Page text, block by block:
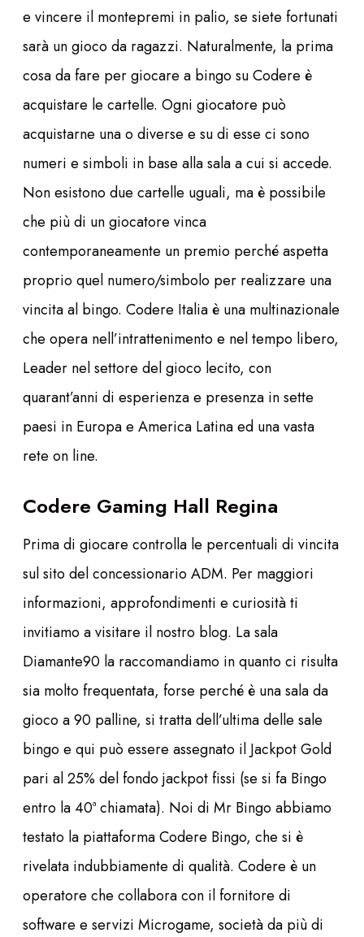
e vincere il montepremi in palio, se siete fortunati
sarà un gioco da ragazzi. Naturalmente, la prima
cosa da fare per giocare a bingo su Codere è
acquistare le cartelle. Ogni giocatore può
acquistarne una o diverse e su di esse ci sono
numeri e simboli in base alla sala a cui si accede.
Non esistono due cartelle uguali, ma è possibile
che più di un giocatore vinca
contemporaneamente un premio perché aspetta
proprio quel numero/simbolo per realizzare una
vincita al bingo. Codere Italia è una multinazionale
che opera nell’intrattenimento e nel tempo libero,
Leader nel settore del gioco lecito, con
quarant’anni di esperienza e presenza in sette
paesi in Europa e America Latina ed una vasta
rete on line.
Codere Gaming Hall Regina
Prima di giocare controlla le percentuali di vincita
sul sito del concessionario ADM. Per maggiori
informazioni, approfondimenti e curiosità ti
invitiamo a visitare il nostro blog. La sala
Diamante90 la raccomandiamo in quanto ci risulta
sia molto frequentata, forse perché è una sala da
gioco a 90 palline, si tratta dell’ultima delle sale
bingo e qui può essere assegnato il Jackpot Gold
pari al 25% del fondo jackpot fissi (se si fa Bingo
entro la 40ª chiamata). Noi di Mr Bingo abbiamo
testato la piattaforma Codere Bingo, che si è
rivelata indubbiamente di qualità. Codere è un
operatore che collabora con il fornitore di
software e servizi Microgame, società da più di